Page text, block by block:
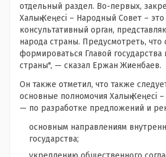
отдельный раздел. Во-первых,
Халық Кеңесі – Народный Совет –
консультативный орган,
народа страны. Предусмотреть, что
формироваться Главой государства
страны", — сказал Ержан Жиенбаев.
Он также отметил, что также
основные полномочия Халық Кеңесі
— по разработке предложений и
основным направлениям
государства;